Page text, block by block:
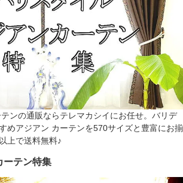
ンの通販ならテレマカシイにお任せ。バリデ
めアジアン カーテンを570サイズと豊富にお揃
上で送料無料♪
ーテン特集